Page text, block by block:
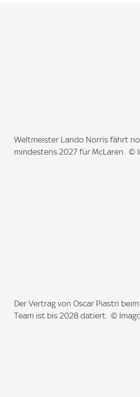
m
Weltmeister Lando Norris fährt
mindestens 2027 für McLaren. ©
m
Der Vertrag von Oscar Piastri
Team ist bis 2028 datiert. ©